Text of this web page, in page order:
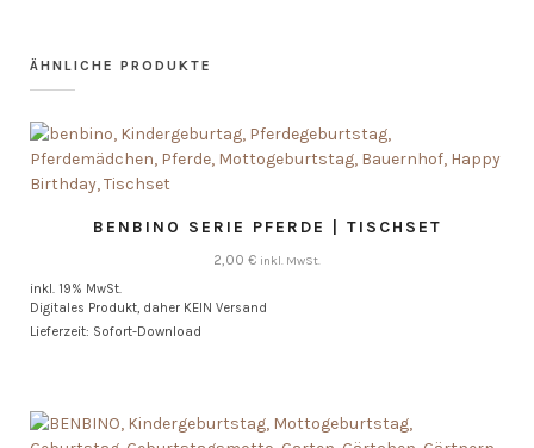
ÄHNLICHE PRODUKTE
BENBINO SERIE PFERDE | TISCHSET
2,00 € inkl. MwSt.
inkl. 19% MwSt.
Digitales Produkt, daher KEIN Versand
Lieferzeit: Sofort-Download